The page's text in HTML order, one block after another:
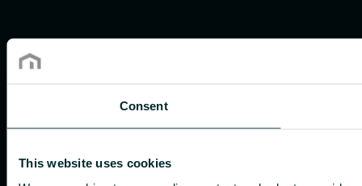
Consent
This website uses cookies